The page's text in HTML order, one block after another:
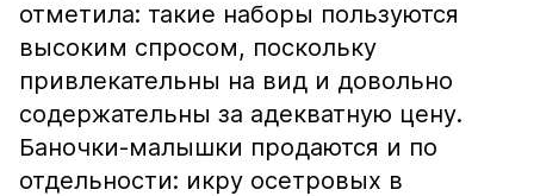
отметила: такие наборы пользуются
высоким спросом, поскольку
привлекательны на вид и довольно
содержательны за адекватную цену.
Баночки-малышки продаются и по
отдельности: икру осетровых в